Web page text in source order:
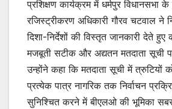
प्रशिक्षण कार्यक्रम में धर्मपुर विधानसभा के
रजिस्ट्रीकरण अधिकारी गौरव चटवाल ने
दिशा-निर्देशों की विस्तृत जानकारी देते
मजबूती सटीक और अद्यतन मतदाता सूची
उन्होंने कहा कि मतदाता सूची में
प्रत्येक पात्र नागरिक तक निर्वाचन
सुनिश्चित करने में बीएलओ की भूमिका